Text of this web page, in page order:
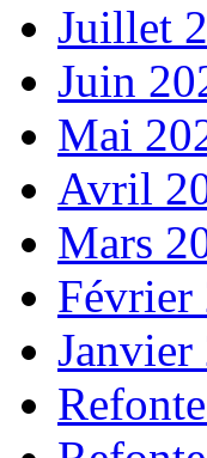
Juillet
Juin
Mai
Avril
Mars
Février
Janvier